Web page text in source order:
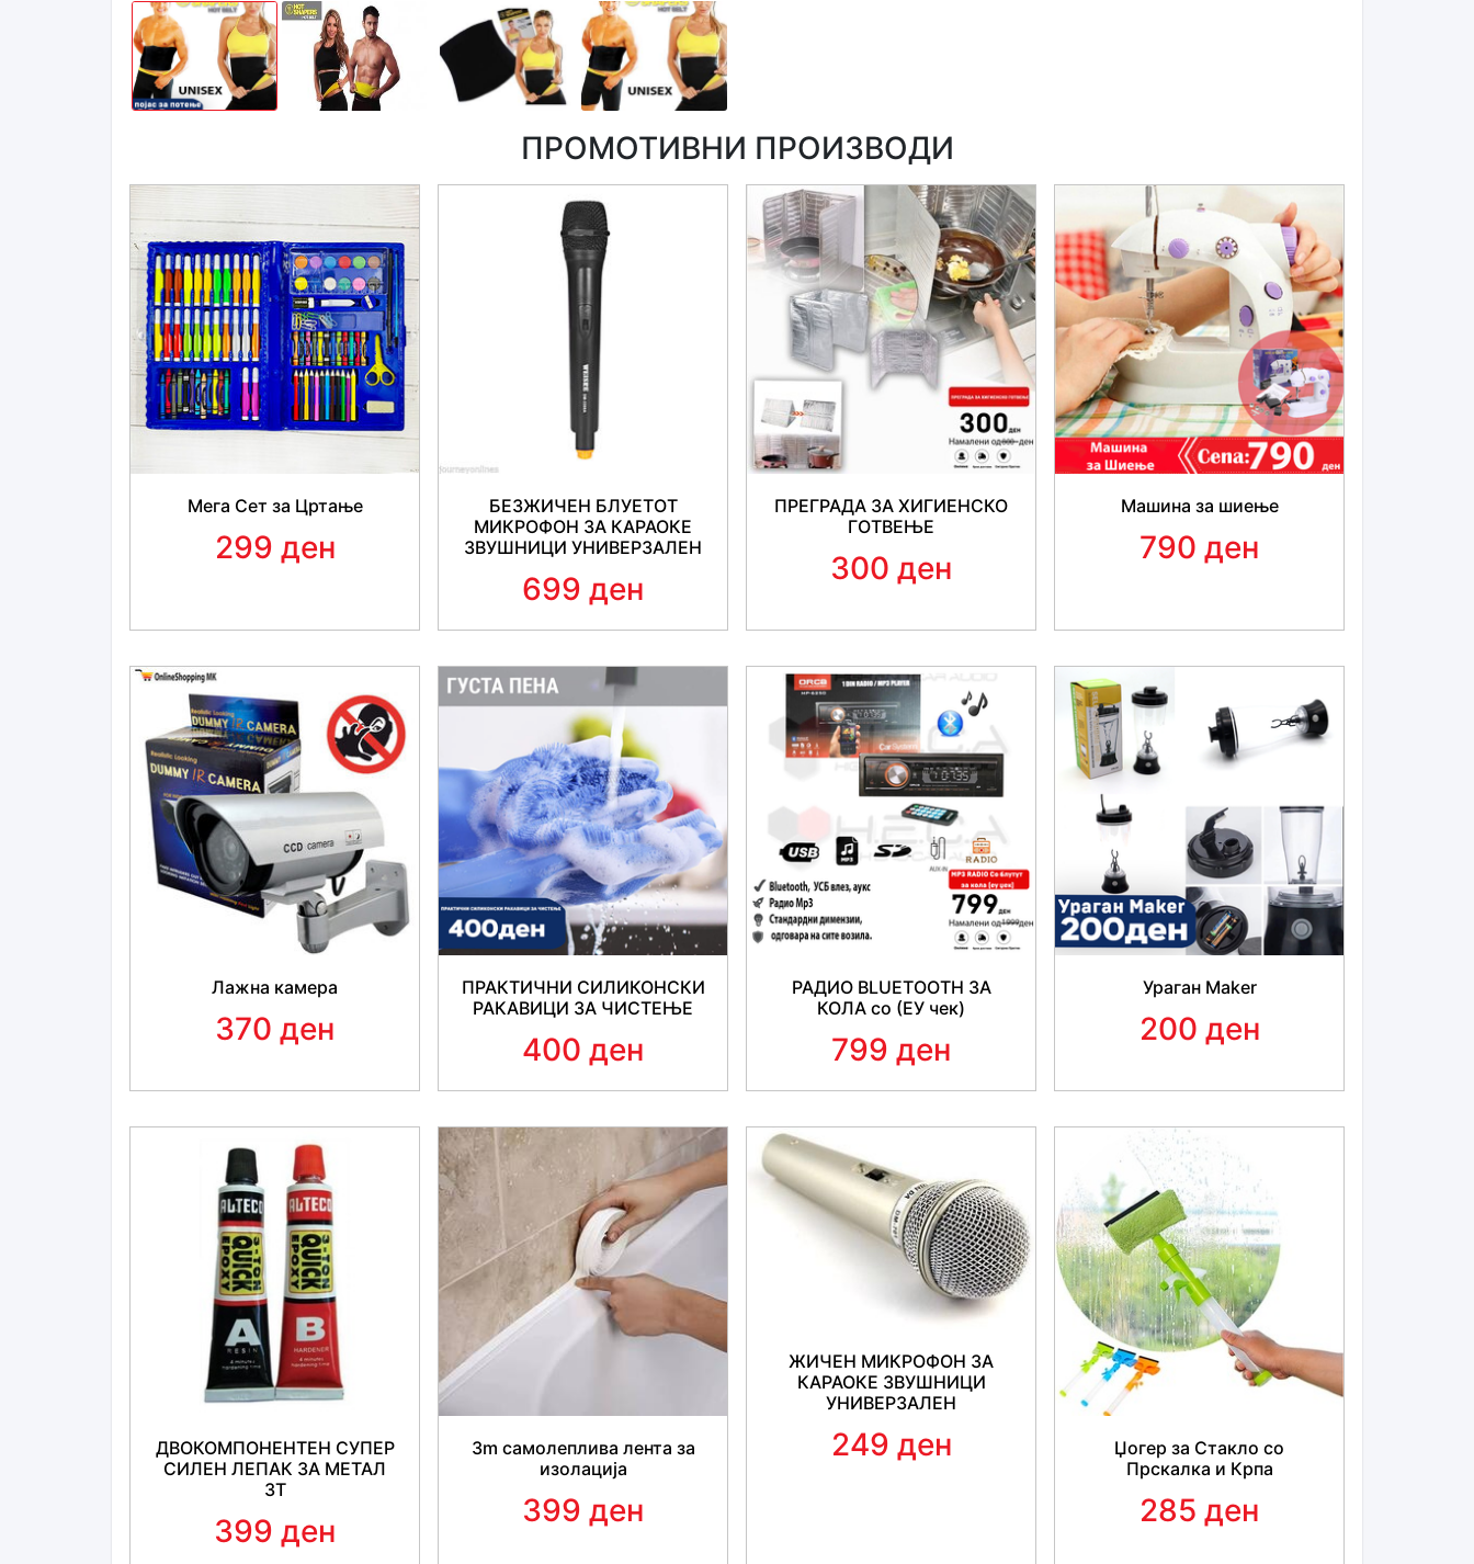
ПРОМОТИВНИ ПРОИЗВОДИ
Мега Сет за Цртање
299 ден
БЕЗЖИЧЕН БЛУЕТОТ
МИКРОФОН ЗА КАРАОКЕ
ЗВУШНИЦИ УНИВЕРЗАЛЕН
699 ден
ПРЕГРАДА ЗА ХИГИЕНСКО
ГОТВЕЊЕ
300 ден
Машина за шиење
790 ден
Лажна камера
370 ден
ПРАКТИЧНИ СИЛИКОНСКИ
РАКАВИЦИ ЗА ЧИСТЕЊЕ
400 ден
РАДИО BLUETOOTH ЗА
КОЛА со (ЕУ чек)
799 ден
Ураган Maker
200 ден
ДВОКОМПОНЕНТЕН СУПЕР
СИЛЕН ЛЕПАК ЗА МЕТАЛ
3Т
399 ден
3m самолеплива лента за
изолација
399 ден
ЖИЧЕН МИКРОФОН ЗА
КАРАОКЕ ЗВУШНИЦИ
УНИВЕРЗАЛЕН
249 ден
Џогер за Стакло со
Прскалка и Крпа
285 ден